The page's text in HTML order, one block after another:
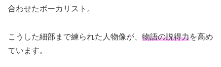
合わせたボーカリスト。
こうした細部まで練られた人物像が、 物語の説得力を高め
ています。